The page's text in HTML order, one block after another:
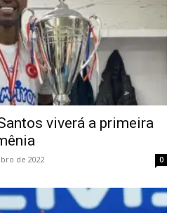
viverá a primeira
de 2022 0